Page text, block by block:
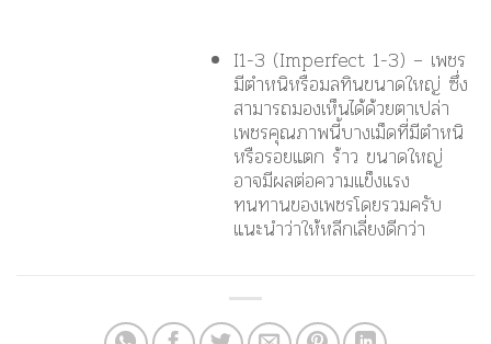
I1-3 (Imperfect 1-3) – เพชร
มีตำหนิหรือมลทินขนาดใหญ่ ซึ่ง
สามารถมองเห็นได้ด้วยตาเปล่า
เพชรคุณภาพนี้บางเม็ดที่มีตำหนิ
หรือรอยแตก ร้าว ขนาดใหญ่
อาจมีผลต่อความแข็งแรง
ทนทานของเพชรโดยรวมครับ
แนะนำว่าให้หลีกเลี่ยงดีกว่า